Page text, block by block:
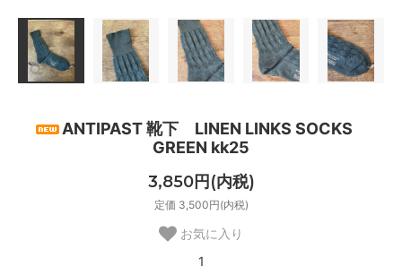
ANTIPAST 靴下 LINEN LINKS SOCKS
GREEN kk25
3,850円(内税)
定価 3,500円(内税)
お気に入り
1